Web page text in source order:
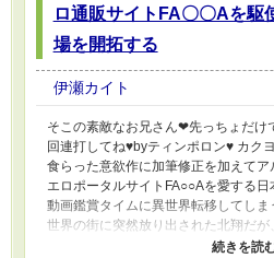
ロ通販サイトFA〇〇Aを駆
場を開拓する
伊瀬カイト
そこの素敵なお兄さん❤︎先っちょだ
回連打してね♥byティンポロン♥ カク
食らった意欲作に加筆修正を加えてア
エロポータルサイトFA○○Aを愛する
動画鑑賞タイムに異世界転移してし
世界の街に突然放り出された北翔だ
存在していなかった。 何故ならタブ